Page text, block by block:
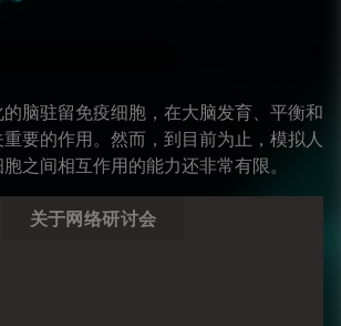
脑驻留免疫细胞，在大脑发育、平衡和
要的作用。然而，到目前为止，模拟人
之间相互作用的能力还非常有限。
关于网络研讨会